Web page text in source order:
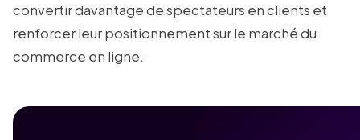
convertir davantage de spectateurs en clients et
renforcer leur positionnement sur le marché du
commerce en ligne.